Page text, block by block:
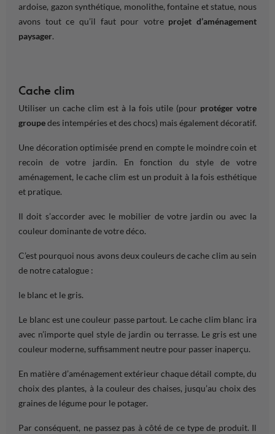
ardoise, gazon synthétique, monolithe, fontaine et statue, nous
avons tout ce qu’il faut pour votreprojet d’aménagement
paysager.
Cache clim
Utiliser un cache clim est à la fois utile (pour protéger votre
groupedes intempéries et des chocs) mais également décoratif.
Une décoration optimisée prend en compte le moindrecoin et
recoin de votre jardin. Enfonction dustyle de votre
aménagement, le cache clim est un produit à la fois esthétique
et pratique.
Il doit s’accorder avec le mobilier de votre jardinou avec la
couleur dominante de votre déco.
C’est pourquoi nous avons deuxcouleursde cache clim au sein
de notre catalogue :
le blanc et le gris.
Le blanc est unecouleur passe partout. Le cache clim blanc ira
avec n’importe quel style de jardin ou terrasse. Le gris est une
couleur moderne, suffisamment neutre pour passer inaperçu.
En matière d’aménagement extérieur chaque détail compte, du
choix des plantes, à la couleurdes chaises, jusqu’au choixdes
graines de légume pour le potager.
Par conséquent, ne passez pas à côté de ce type de produit. Il